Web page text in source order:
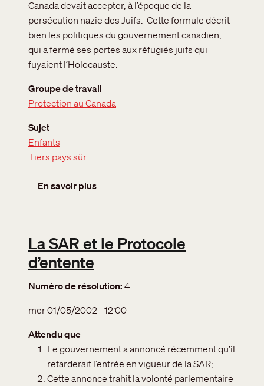
Canada devait accepter, à l’époque de la
persécution nazie des Juifs. Cette formule décrit
bien les politiques du gouvernement canadien,
qui a fermé ses portes aux réfugiés juifs qui
fuyaient l’Holocauste.
Groupe de travail
Protection au Canada
Sujet
Enfants
Tiers pays sûr
En savoir plussur Enfants: L’accord « Un, c’est déjà
La SAR et le Protocole
d’entente
Numéro de résolution 4
mer 01/05/2002 - 12:00
Attendu que
Le gouvernement a annoncé récemment qu’il
retarderait l’entrée en vigueur de la SAR;
Cette annonce trahit la volonté parlementaire